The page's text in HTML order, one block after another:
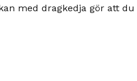
med dragkedja gör att du